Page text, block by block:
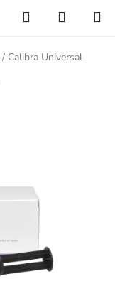
Hledat
KOŠÍK
/ Calibra Universal